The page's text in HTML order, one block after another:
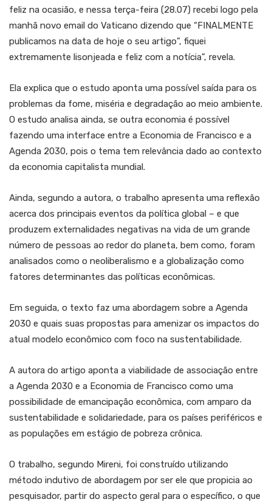
feliz na ocasião, e nessa terça-feira (28.07) recebi logo pela
manhã novo email do Vaticano dizendo que “FINALMENTE
publicamos na data de hoje o seu artigo”, fiquei
extremamente lisonjeada e feliz com a notícia”, revela.
Ela explica que o estudo aponta uma possível saída para os
problemas da fome, miséria e degradação ao meio ambiente.
O estudo analisa ainda, se outra economia é possível
fazendo uma interface entre a Economia de Francisco e a
Agenda 2030, pois o tema tem relevância dado ao contexto
da economia capitalista mundial.
Ainda, segundo a autora, o trabalho apresenta uma reflexão
acerca dos principais eventos da política global – e que
produzem externalidades negativas na vida de um grande
número de pessoas ao redor do planeta, bem como, foram
analisados como o neoliberalismo e a globalização como
fatores determinantes das políticas econômicas.
Em seguida, o texto faz uma abordagem sobre a Agenda
2030 e quais suas propostas para amenizar os impactos do
atual modelo econômico com foco na sustentabilidade.
A autora do artigo aponta a viabilidade de associação entre
a Agenda 2030 e a Economia de Francisco como uma
possibilidade de emancipação econômica, com amparo da
sustentabilidade e solidariedade, para os países periféricos e
as populações em estágio de pobreza crônica.
O trabalho, segundo Mireni, foi construído utilizando
método indutivo de abordagem por ser ele que propicia ao
pesquisador, partir do aspecto geral para o específico, o que